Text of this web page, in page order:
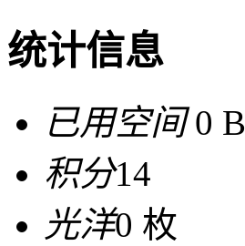
统计信息
已用空间0 B
积分14
光洋0 枚